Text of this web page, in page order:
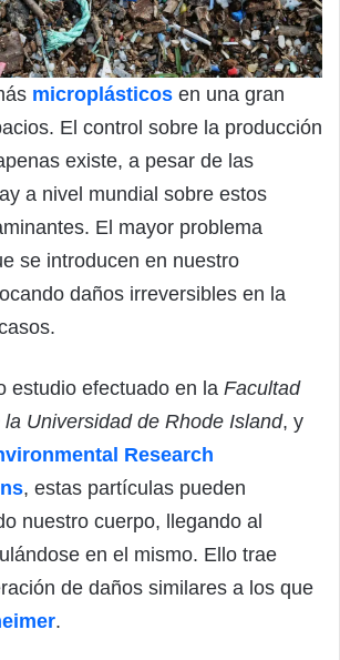
microplásticos en una gran
El control sobre la producción
existe, a pesar de las
a nivel mundial sobre estos
El mayor problema
se introducen en nuestro
daños irreversibles en la
estudio efectuado en la Facultad
Universidad de Rhode Island, y
Research
, estas partículas pueden
nuestro cuerpo, llegando al
en el mismo. Ello trae
de daños similares a los que
.